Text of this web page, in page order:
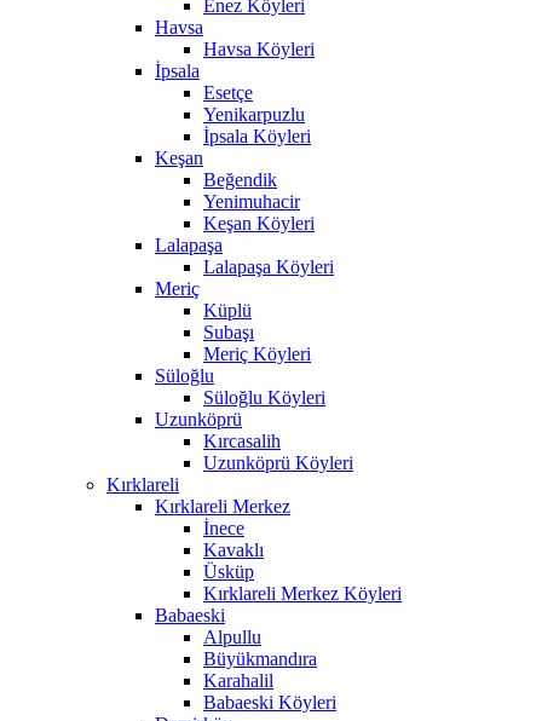
Enez Köyleri
Havsa
Havsa Köyleri
İpsala
Esetçe
Yenikarpuzlu
İpsala Köyleri
Keşan
Beğendik
Yenimuhacir
Keşan Köyleri
Lalapaşa
Lalapaşa Köyleri
Meriç
Küplü
Subaşı
Meriç Köyleri
Süloğlu
Süloğlu Köyleri
Uzunköprü
Kırcasalih
Uzunköprü Köyleri
Kırklareli
Kırklareli Merkez
İnece
Kavaklı
Üsküp
Kırklareli Merkez Köyleri
Babaeski
Alpullu
Büyükmandıra
Karahalil
Babaeski Köyleri